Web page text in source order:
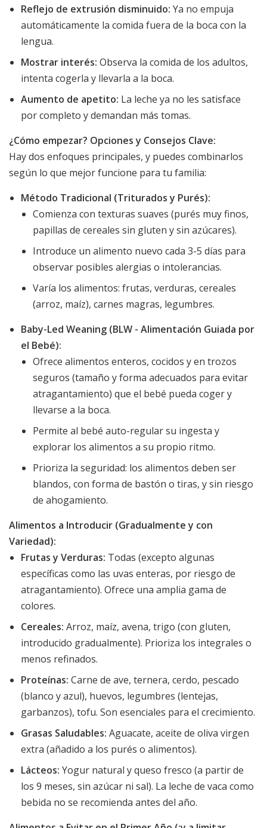
Reflejo de extrusión disminuido: Ya no empuja
automáticamente la comida fuera de la boca con la
lengua.
Mostrar interés: Observa la comida de los adultos,
intenta cogerla y llevarla a la boca.
Aumento de apetito: La leche ya no les satisface
por completo y demandan más tomas.
¿Cómo empezar? Opciones y Consejos Clave:
Hay dos enfoques principales, y puedes combinarlos
según lo que mejor funcione para tu familia:
Método Tradicional (Triturados y Purés):
Comienza con texturas suaves (purés muy finos,
papillas de cereales sin gluten y sin azúcares).
Introduce un alimento nuevo cada 3-5 días para
observar posibles alergias o intolerancias.
Varía los alimentos: frutas, verduras, cereales
(arroz, maíz), carnes magras, legumbres.
Baby-Led Weaning (BLW - Alimentación Guiada por
el Bebé):
Ofrece alimentos enteros, cocidos y en trozos
seguros (tamaño y forma adecuados para evitar
atragantamiento) que el bebé pueda coger y
llevarse a la boca.
Permite al bebé auto-regular su ingesta y
explorar los alimentos a su propio ritmo.
Prioriza la seguridad: los alimentos deben ser
blandos, con forma de bastón o tiras, y sin riesgo
de ahogamiento.
Alimentos a Introducir (Gradualmente y con
Variedad):
Frutas y Verduras: Todas (excepto algunas
específicas como las uvas enteras, por riesgo de
atragantamiento). Ofrece una amplia gama de
colores.
Cereales: Arroz, maíz, avena, trigo (con gluten,
introducido gradualmente). Prioriza los integrales o
menos refinados.
Proteínas: Carne de ave, ternera, cerdo, pescado
(blanco y azul), huevos, legumbres (lentejas,
garbanzos), tofu. Son esenciales para el crecimiento.
Grasas Saludables: Aguacate, aceite de oliva virgen
extra (añadido a los purés o alimentos).
Lácteos: Yogur natural y queso fresco (a partir de
los 9 meses, sin azúcar ni sal). La leche de vaca como
bebida no se recomienda antes del año.